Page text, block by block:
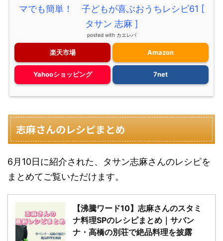
マでも簡単！ 子どもが喜ぶおうちレシピ61 [
タサン 志麻 ]
posted with カエレバ
楽天市場 Amazon
Yahooショッピング 7net
志麻さんのレシピまとめ
6月10日に紹介された、タサン志麻さんのレシピを
まとめてご覧いただけます。
【沸騰ワード10】志麻さんのスタミ
ナ料理SPのレシピまとめ｜サバン
ナ・高橋の別荘で絶品料理を披露